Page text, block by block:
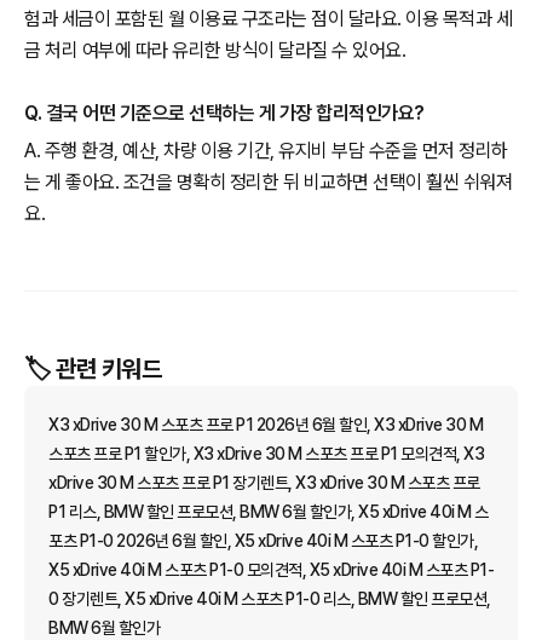
험과 세금이 포함된 월 이용료 구조라는 점이 달라요. 이용 목적과 세
금 처리 여부에 따라 유리한 방식이 달라질 수 있어요.
Q. 결국 어떤 기준으로 선택하는 게 가장 합리적인가요?
A. 주행 환경, 예산, 차량 이용 기간, 유지비 부담 수준을 먼저 정리하
는 게 좋아요. 조건을 명확히 정리한 뒤 비교하면 선택이 훨씬 쉬워져
요.
🏷️ 관련 키워드
X3 xDrive 30 M 스포츠 프로 P1 2026년 6월 할인, X3 xDrive 30 M
스포츠 프로 P1 할인가, X3 xDrive 30 M 스포츠 프로 P1 모의견적, X3
xDrive 30 M 스포츠 프로 P1 장기렌트, X3 xDrive 30 M 스포츠 프로
P1 리스, BMW 할인 프로모션, BMW 6월 할인가, X5 xDrive 40i M 스
포츠 P1-0 2026년 6월 할인, X5 xDrive 40i M 스포츠 P1-0 할인가,
X5 xDrive 40i M 스포츠 P1-0 모의견적, X5 xDrive 40i M 스포츠 P1-
0 장기렌트, X5 xDrive 40i M 스포츠 P1-0 리스, BMW 할인 프로모션,
BMW 6월 할인가